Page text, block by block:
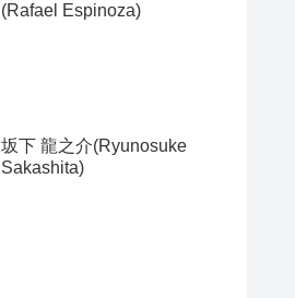
(Rafael Espinoza)
坂下 龍之介(Ryunosuke
Sakashita)